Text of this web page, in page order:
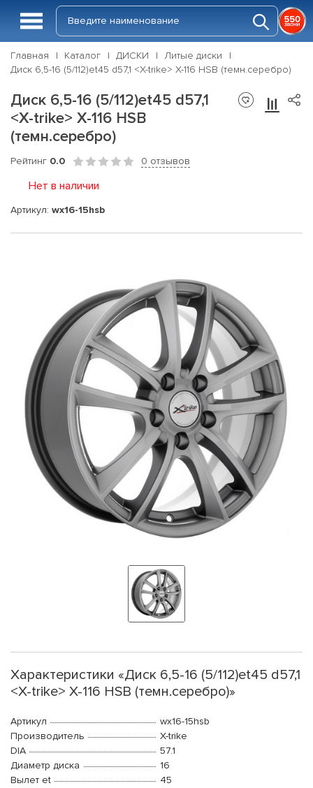
Главная Каталог ДИСКИ
Литые диски
Диск 6,5-16 (5/112)et45 d57,1 <X-trike> X-116 HSB (темн.серебро)
Диск 6,5-16 (5/112)et45 d57,1
<X-trike> X-116 HSB
(темн.серебро)
Рейтинг 0.0 0 отзывов
Нет в наличии
Артикул: wx16-15hsb
Характеристики «Диск 6,5-16 (5/112)et45 d57,1
<X-trike> X-116 HSB (темн.серебро)»
Артикул
wx16-15hsb
Производитель
X-trike
DIA
57.1
Диаметр диска
16
Вылет et
45